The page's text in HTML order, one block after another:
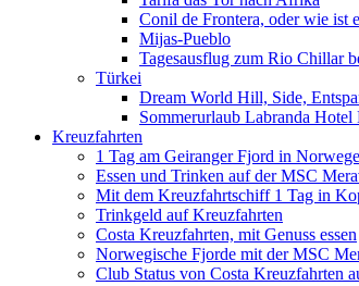
Conil de Frontera, oder wie ist
Mijas-Pueblo
Tagesausflug zum Rio Chillar
Türkei
Dream World Hill, Side,
Sommerurlaub Labranda
Kreuzfahrten
1 Tag am Geiranger Fjord in
Essen und Trinken auf der MSC
Mit dem Kreuzfahrtschiff 1 Tag in
Trinkgeld auf Kreuzfahrten
Costa Kreuzfahrten, mit Genuss essen
Norwegische Fjorde mit der MSC
Club Status von Costa Kreuzfahrten